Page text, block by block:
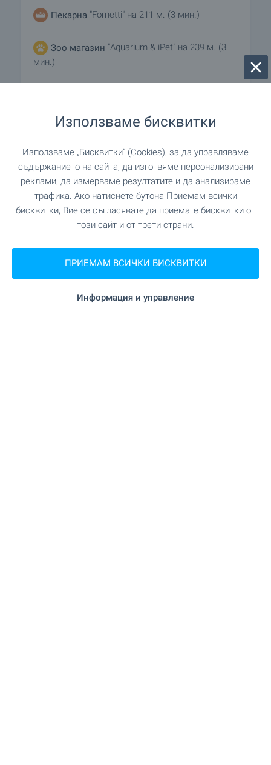
Пекарна "Fornetti" на 211 м. (3 мин.)
Зоо магазин "Aquarium & iPet" на 239 м. (3
мин.)
Банка"Fibank" на 212 м. (3 мин.)
Банка "UniCredit Bulbank" на 342 м. (5 мин.)
Аптека"Betty" на 210 м. (3 мин.)
Поща/Куриер"Еконт" на 353 м. (5 мин.)
Използваме бисквитки
Използваме „Бисквитки“ (Cookies), за да управляваме
съдържанието на сайта, да изготвяме персонализирани
реклами, да измерваме резултатите и да анализираме
трафика. Ако натиснете бутона Приемам всички
бисквитки, Вие се съгласявате да приемате бисквитки от
този сайт и от трети страни.
ПРИЕМАМ ВСИЧКИ БИСКВИТКИ
Информация и управление